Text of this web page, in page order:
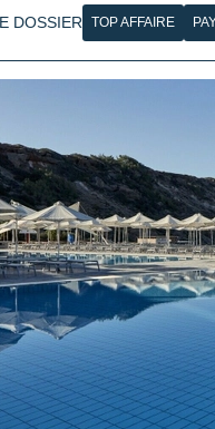
DOSSIER TOP AFFAIRE